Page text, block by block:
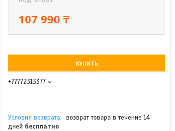
107 990 ₸
КУПИТЬ
+77772313377
возврат товара в течение 14
дней бесплатно